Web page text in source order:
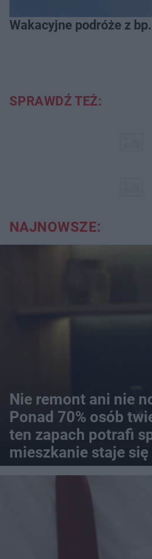
Wakacyjne podróże z
SPRAWDŹ TEŻ:
NAJNOWSZE:
Nie remont ani nie
Ponad 70% osób
ten zapach potrafi
mieszkanie staje